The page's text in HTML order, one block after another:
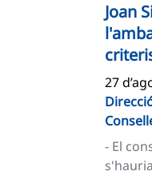
Joan
27
- El